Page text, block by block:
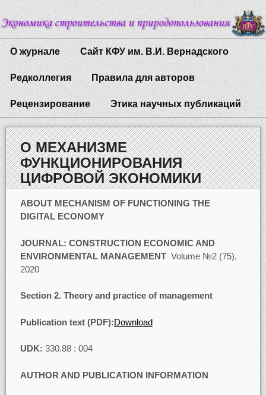
О журнале Сайт КФУ им. В.И. Вернадского
Редколлегия Правила для авторов
Рецензирование Этика научных публикаций
О МЕХАНИЗМЕ
ФУНКЦИОНИРОВАНИЯ
ЦИФРОВОЙ ЭКОНОМИКИ
ABOUT MECHANISM OF FUNCTIONING THE
DIGITAL ECONOMY
JOURNAL: CONSTRUCTION ECONOMIC AND
ENVIRONMENTAL MANAGEMENT Volume №2 (75),
2020
Section 2. Theory and practice of management
Publication text (PDF):Download
UDK: 330.88 : 004
AUTHOR AND PUBLICATION INFORMATION